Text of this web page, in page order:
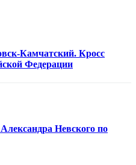
Камчатский. Кросс
Федерации
Невского по